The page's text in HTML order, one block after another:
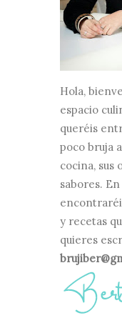
Hola,
espacio
queréis
poco bruja
cocina, sus
sabores.
y recetas
quieres